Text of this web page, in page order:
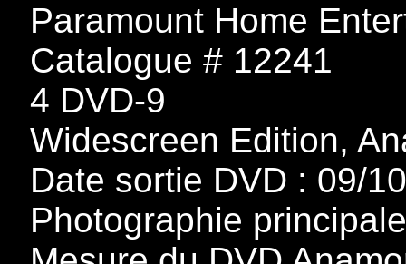
Paramount Home
Catalogue # 12241
4 DVD-9
Widescreen Edition,
Date sortie DVD : 09/
Photographie